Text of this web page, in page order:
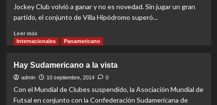
camino
Jockey Club volvió a ganar y no es novedad. Sin jugar un gran
partido, el conjunto de Villa Hipódromo superó...
Leer másRead
more
media
máquina
Internacionales Panamericano
Hay Sudamericano a la vista
admin 10 septiembre, 2014 0
Con el Mundial de Clubes suspendido, la Asociación Mundial de
Futsal en conjunto con la Confederación Sudamericana de